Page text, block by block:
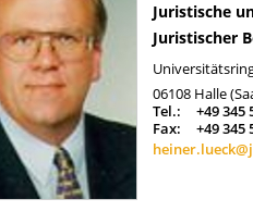
Juristische
Juristischer
06108 Halle
Tel.:
+49 345
Fax:
+49 345